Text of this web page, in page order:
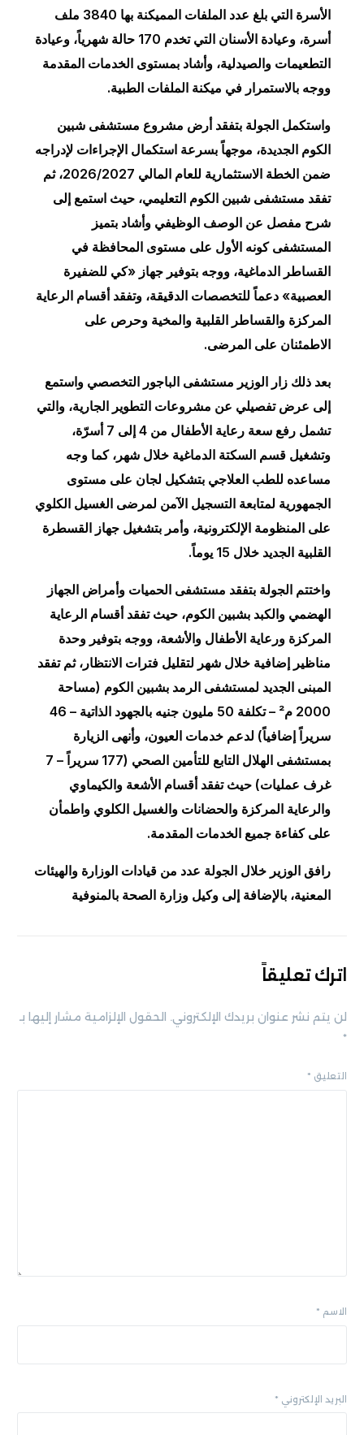
الأسرة التي بلغ عدد الملفات المميكنة بها 3840 ملف
أسرة، وعيادة الأسنان التي تخدم 170 حالة شهرياً، وعيادة
التطعيمات والصيدلية، وأشاد بمستوى الخدمات المقدمة
ووجه بالاستمرار في ميكنة الملفات الطبية.
واستكمل الجولة بتفقد أرض مشروع مستشفى شبين
الكوم الجديدة، موجهاً بسرعة استكمال الإجراءات لإدراجه
ضمن الخطة الاستثمارية للعام المالي 2026/2027، ثم
تفقد مستشفى شبين الكوم التعليمي، حيث استمع إلى
شرح مفصل عن الوصف الوظيفي وأشاد بتميز
المستشفى كونه الأول على مستوى المحافظة في
القساطر الدماغية، ووجه بتوفير جهاز «كي للضفيرة
العصبية» دعماً للتخصصات الدقيقة، وتفقد أقسام الرعاية
المركزة والقساطر القلبية والمخية وحرص على
الاطمئنان على المرضى.
بعد ذلك زار الوزير مستشفى الباجور التخصصي واستمع
إلى عرض تفصيلي عن مشروعات التطوير الجارية، والتي
تشمل رفع سعة رعاية الأطفال من 4 إلى 7 أسرّة،
وتشغيل قسم السكتة الدماغية خلال شهر، كما وجه
مساعده للطب العلاجي بتشكيل لجان على مستوى
الجمهورية لمتابعة التسجيل الآمن لمرضى الغسيل الكلوي
على المنظومة الإلكترونية، وأمر بتشغيل جهاز القسطرة
القلبية الجديد خلال 15 يوماً.
واختتم الجولة بتفقد مستشفى الحميات وأمراض الجهاز
الهضمي والكبد بشبين الكوم، حيث تفقد أقسام الرعاية
المركزة ورعاية الأطفال والأشعة، ووجه بتوفير وحدة
مناظير إضافية خلال شهر لتقليل فترات الانتظار، ثم تفقد
المبنى الجديد لمستشفى الرمد بشبين الكوم (مساحة
2000 م² – تكلفة 50 مليون جنيه بالجهود الذاتية – 46
سريراً إضافياً) لدعم خدمات العيون، وأنهى الزيارة
بمستشفى الهلال التابع للتأمين الصحي (177 سريراً – 7
غرف عمليات) حيث تفقد أقسام الأشعة والكيماوي
والرعاية المركزة والحضانات والغسيل الكلوي واطمأن
على كفاءة جميع الخدمات المقدمة.
رافق الوزير خلال الجولة عدد من قيادات الوزارة والهيئات
المعنية، بالإضافة إلى وكيل وزارة الصحة بالمنوفية
اترك تعليقاً
لن يتم نشر عنوان بريدك الإلكتروني. الحقول الإلزامية مشار إليها بـ
*
التعليق *
الاسم *
البريد الإلكتروني *